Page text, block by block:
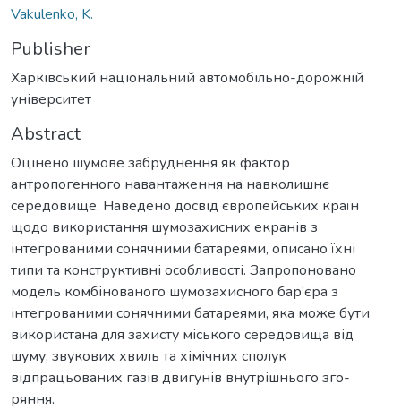
Vakulenko, K.
Publisher
Харківський національний автомобільно-дорожній
університет
Abstract
Оцінено шумове забруднення як фактор
антропогенного навантаження на навколишнє
середовище. Наведено досвід європейських країн
щодо використання шумозахисних екранів з
інтегрованими сонячними батареями, описано їхні
типи та конструктивні особливості. Запропоновано
модель комбінованого шумозахисного бар’єра з
інтегрованими сонячними батареями, яка може бути
використана для захисту міського середовища від
шуму, звукових хвиль та хімічних сполук
відпрацьованих газів двигунів внутрішнього зго-
ряння.